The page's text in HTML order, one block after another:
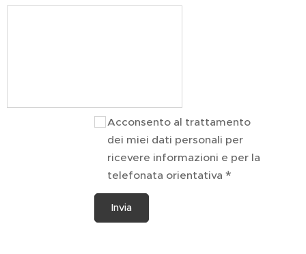
Acconsento al trattamento
dei miei dati personali per
ricevere informazioni e per la
telefonata orientativa
Invia